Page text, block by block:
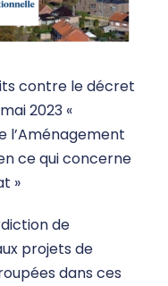
contre le décret
2023 «
l’Aménagement
ce qui concerne
»
de
projets de
dans ces